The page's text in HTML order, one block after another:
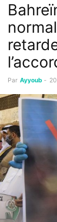
Par Ayyoub -